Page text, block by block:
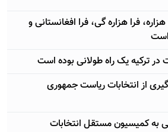
فرا هزاره گی، فرا افغانستانی و
است
ترکیه یک راه طولانی بوده است
از انتخابات ریاست جمهوری
به کمیسیون مستقل انتخابات